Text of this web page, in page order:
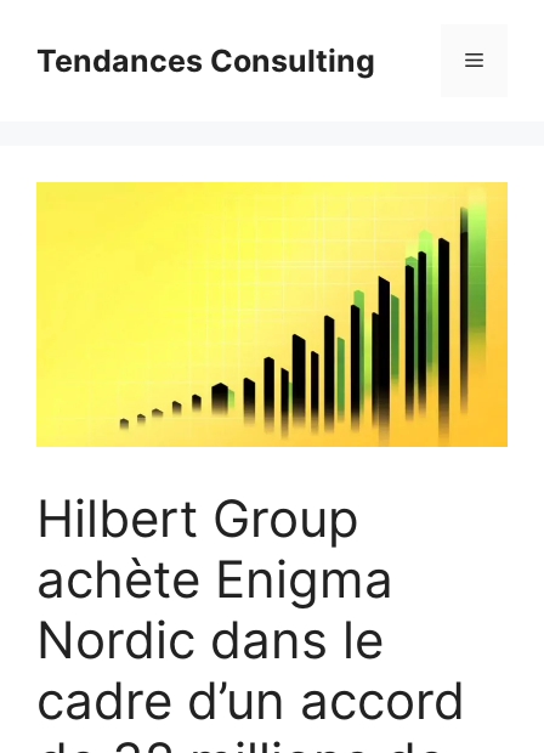
contenuTendances Consulting Menu
Hilbert Group
achète Enigma
Nordic dans le
cadre d’un accord